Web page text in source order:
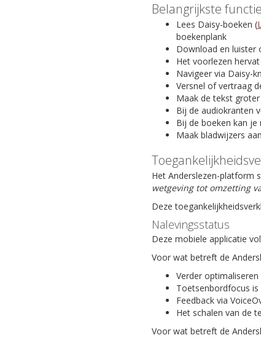
Belangrijkste
Lees Daisy-boeken (
boekenplank
Download en luister
Het voorlezen
Navigeer via Daisy-
Versnel of vertraag
Maak de tekst
Bij de audiokranten
Bij de boeken kan
Maak bladwijzers
Het Anderslezen-platform
wetgeving tot omzetting
Deze
Nalevingsstatus
Deze mobiele applicatie
Voor wat betreft de
Verder
Toetsenbordfocus
Feedback via
Het schalen van de
Voor wat betreft de